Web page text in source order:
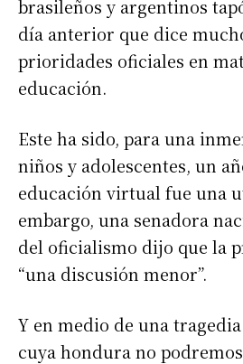
brasileños y argentinos
día anterior que dice
prioridades oficiales en
educación.
Este ha sido, para una
niños y adolescentes, un
educación virtual fue una
embargo, una senadora
del oficialismo dijo que la
“una discusión menor”.
Y en medio de una
cuya hondura no